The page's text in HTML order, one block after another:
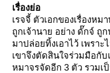
เรื่องย่อ
เรจจี้ ตัวเอกของเรื่องหม
ถูกเจ้านาย อย่าง ดั๊กจ์ ถูก
มาปล่อยทิ้งเอาไว้ เพรา
เขาจึงตัดสินใจร่วมมือกับ
หมาจรจัดอีก 3 ตัว รวมเ